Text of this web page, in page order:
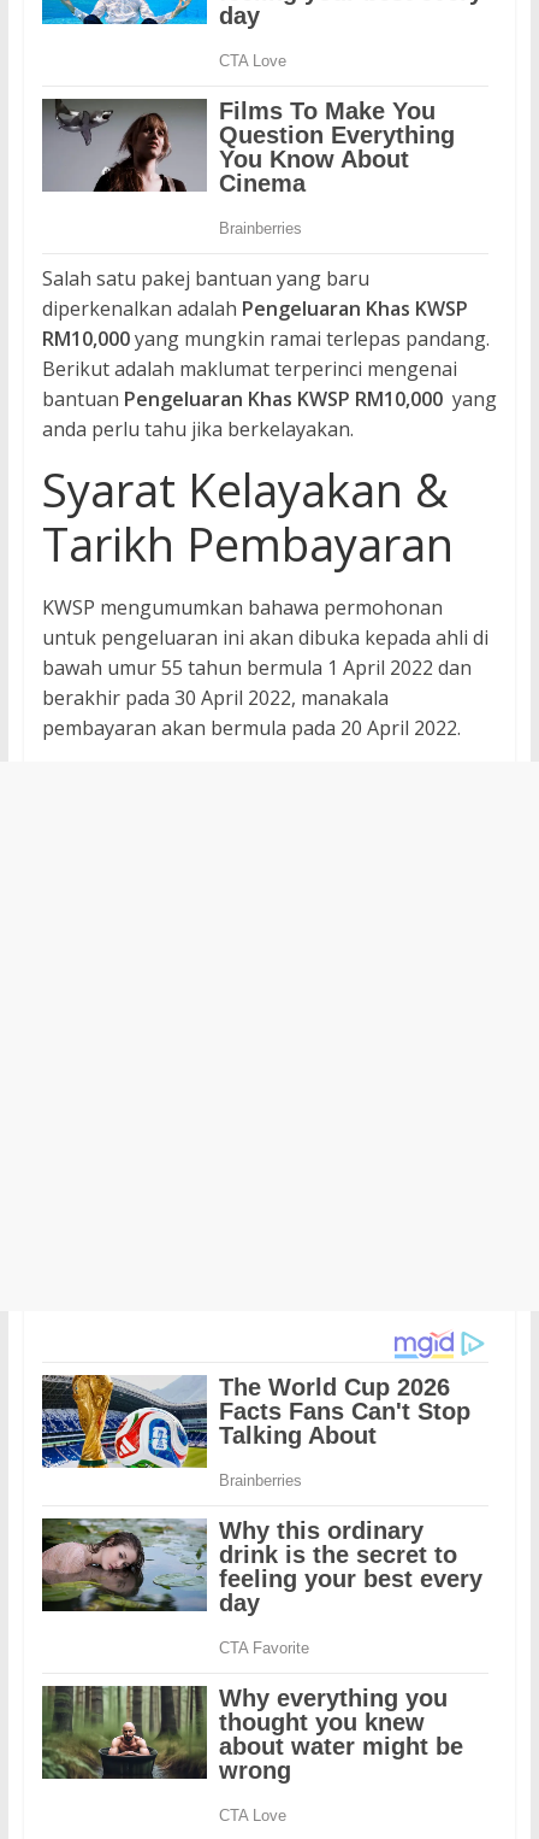
Salah satu pakej bantuan yang baru
diperkenalkan adalah Pengeluaran Khas KWSP
RM10,000yang mungkin ramai terlepas pandang.
Berikut adalah maklumat terperinci mengenai
bantuan Pengeluaran Khas KWSP RM10,000yang
anda perlu tahu jika berkelayakan.
Syarat Kelayakan &
Tarikh Pembayaran
KWSP mengumumkan bahawa permohonan
untuk pengeluaran ini akan dibuka kepada ahli di
bawah umur 55 tahun bermula 1 April 2022 dan
berakhir pada 30 April 2022, manakala
pembayaran akan bermula pada 20 April 2022.